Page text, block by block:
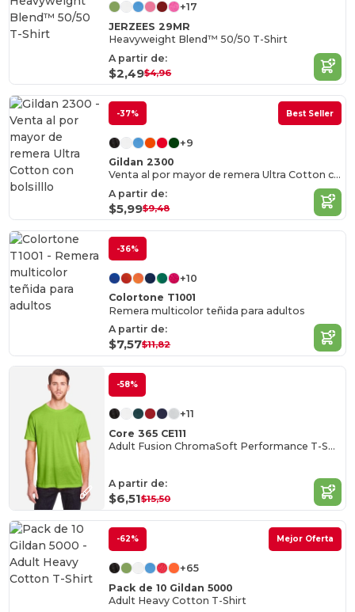
+17
JERZEES 29MR
Heavyweight Blend™ 50/50 T-Shirt
A partir de:
$2,49$4,96
-37% Best Seller
+9
Gildan 2300
Venta al por mayor de remera Ultra Cotton con bolsilllo
A partir de:
$5,99$9,48
-36%
+10
Colortone T1001
Remera multicolor teñida para adultos
A partir de:
$7,57$11,82
-58%
+11
Core 365 CE111
Adult Fusion ChromaSoft Performance T-Shirt
A partir de:
$6,51$15,50
-62% Mejor Oferta
+65
Pack de 10 Gildan 5000
Adult Heavy Cotton T-Shirt